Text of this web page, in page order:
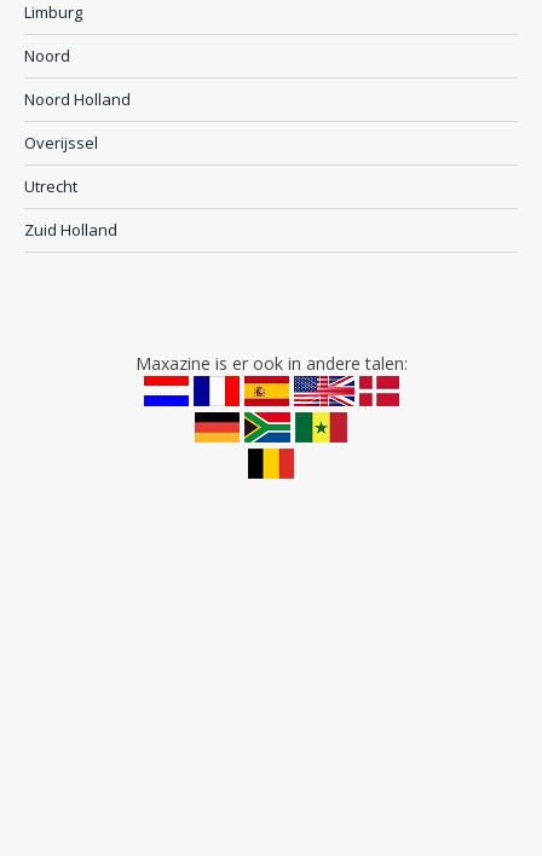
Limburg
Noord
Noord Holland
Overijssel
Utrecht
Zuid Holland
Maxazine is er ook in andere talen: